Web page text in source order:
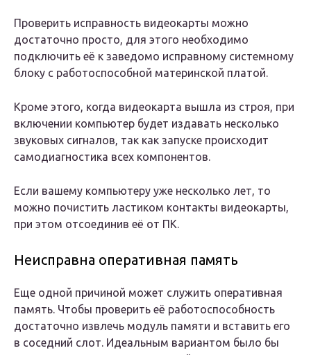
Проверить исправность видеокарты можно
достаточно просто, для этого необходимо
подключить её к заведомо исправному системному
блоку с работоспособной материнской платой.
Кроме этого, когда видеокарта вышла из строя, при
включении компьютер будет издавать несколько
звуковых сигналов, так как запуске происходит
самодиагностика всех компонентов.
Если вашему компьютеру уже несколько лет, то
можно почистить ластиком контакты видеокарты,
при этом отсоединив её от ПК.
Неисправна оперативная память
Еще одной причиной может служить оперативная
память. Чтобы проверить её работоспособность
достаточно извлечь модуль памяти и вставить его
в соседний слот. Идеальным вариантом было бы